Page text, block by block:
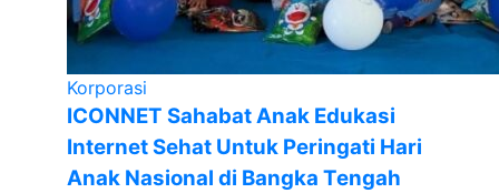
Korporasi
ICONNET Sahabat Anak Edukasi
Internet Sehat Untuk Peringati Hari
Anak Nasional di Bangka Tengah